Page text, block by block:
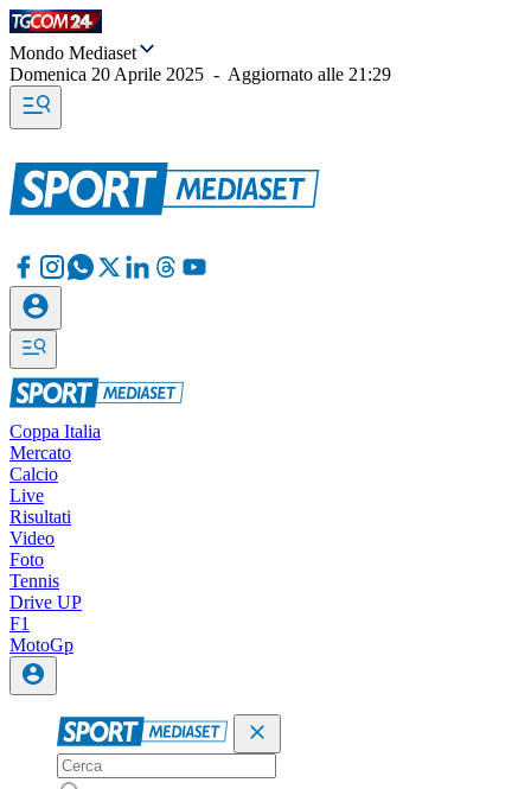
Mondo Mediaset
Domenica 20 Aprile 2025 - Aggiornato alle 21:29
Coppa Italia
Mercato
Calcio
Live
Risultati
Video
Foto
Tennis
Drive UP
F1
MotoGp